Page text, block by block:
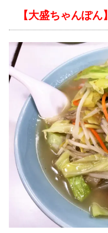
【大盛ちゃんぽん】